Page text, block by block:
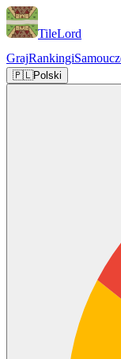
TileLord
GrajRankingi
🇵🇱Polski